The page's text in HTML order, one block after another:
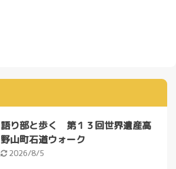
語り部と歩く 第１３回世界遺産高
野山町石道ウォーク
2026/8/5